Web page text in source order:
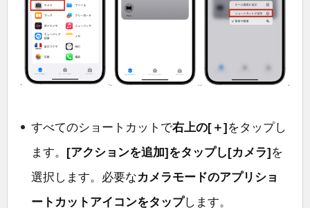
すべてのショートカットで右上の[＋]をタップし
ます。 [アクションを追加]をタップし[カメラ]を
選択します。必要なカメラモードのアプリショ
ートカットアイコンをタップします。